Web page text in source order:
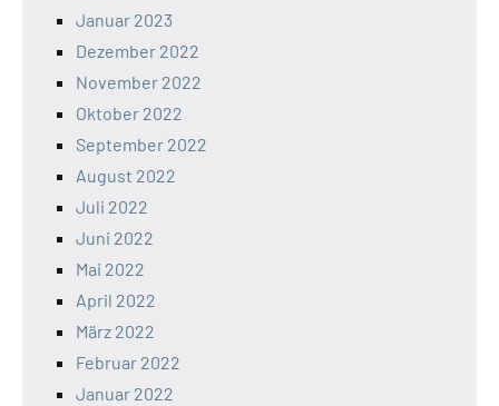
Januar 2023
Dezember 2022
November 2022
Oktober 2022
September 2022
August 2022
Juli 2022
Juni 2022
Mai 2022
April 2022
März 2022
Februar 2022
Januar 2022